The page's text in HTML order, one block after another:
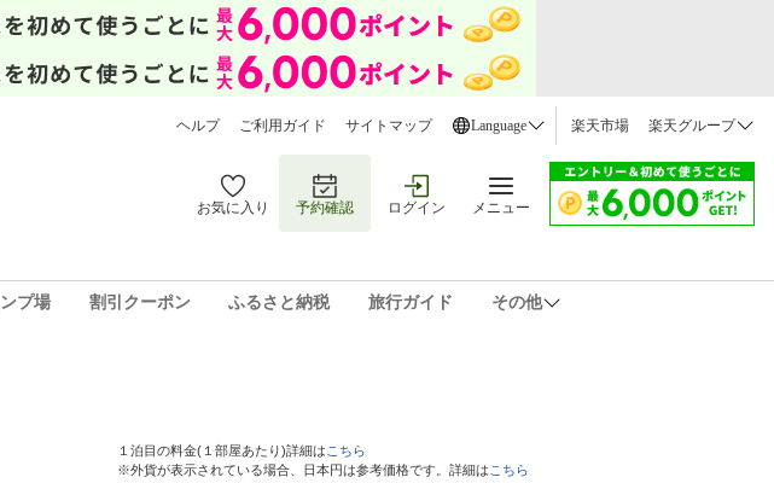
ヘルプ ご利用ガイド サイトマップ Language 楽天市場 楽天グループ
お気に入り 予約確認 ログイン メニュー
プ場 割引クーポン ふるさと納税 旅行ガイド その他
１泊目の料金(１部屋あたり)詳細は こちら
※外貨が表示されている場合、日本円は参考価格です。詳細は こちら